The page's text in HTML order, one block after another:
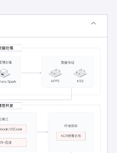
